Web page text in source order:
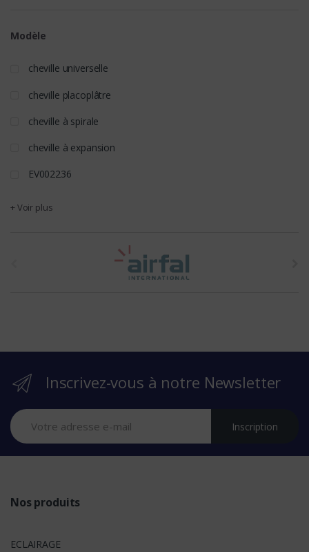
Modèle
cheville universelle
cheville placoplâtre
cheville à spirale
cheville à expansion
EV002236
+ Voir plus
r
Inscrivez-vous à notre Newsletter
Inscription
Nos produits
ECLAIRAGE